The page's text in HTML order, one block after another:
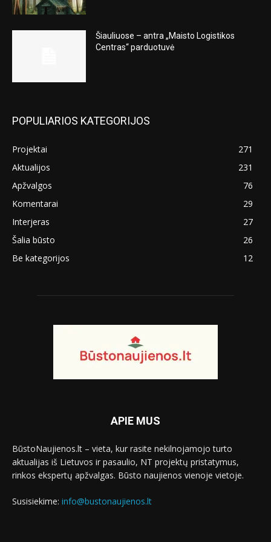
Šiauliuose – antra „Maisto Logistikos
Centras“ parduotuvė
POPULIARIOS KATEGORIJOS
Projektai
271
Aktualijos
231
Apžvalgos
76
Komentarai
29
Interjeras
27
Šalia būsto
26
Be kategorijos
12
APIE MUS
BūstoNaujienos.lt – vieta, kur rasite nekilnojamojo turto
aktualijas iš Lietuvos ir pasaulio, NT projektų pristatymus,
rinkos ekspertų apžvalgas. Būsto naujienos vienoje vietoje.
Susisiekime: info@bustonaujienos.lt